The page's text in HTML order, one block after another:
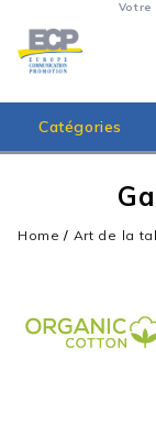
Votre
Catégories
Home / Art de la